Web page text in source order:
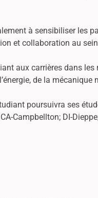
à sensibiliser les
et collaboration au
aux carrières dans
de la
poursuivra ses
Campbellton; DI-